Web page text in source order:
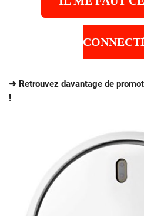
➜ Retrouvez davantage de
!